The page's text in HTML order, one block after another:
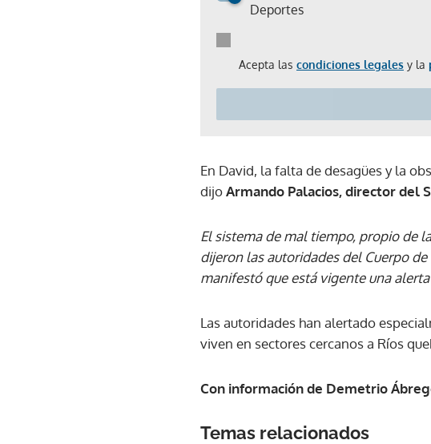
Deportes
Acepta las condiciones legales y la
En David, la falta de desagües y la
dijoArmando Palacios, director del
El sistema de mal tiempo, propio de
dijeron las autoridades del Cuerpo
manifestó que está vigente una
Las autoridades han alertado
viven en sectores cercanos a Ríos
Con información de Demetrio
Temas relacionados